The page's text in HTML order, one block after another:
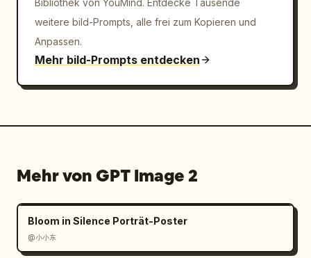
Bibliothek von YouMind. Entdecke Tausende
weitere bild-Prompts, alle frei zum Kopieren und
Anpassen.
Mehr bild-Prompts entdecken
Mehr von GPT Image 2
Bloom in Silence Porträt-Poster
@小小东